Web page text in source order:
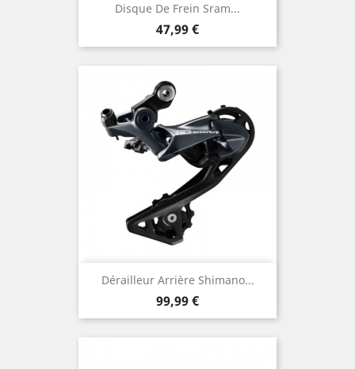
Disque De Frein Sram...
Prix
47,99 €
Dérailleur Arrière Shimano...
Prix
99,99 €